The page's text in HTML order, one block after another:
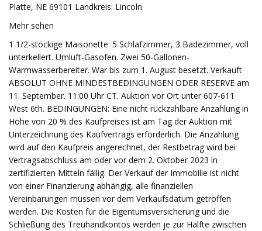
Platte, NE 69101 Landkreis: Lincoln
Mehr sehen
1 1/2-stöckige Maisonette. 5 Schlafzimmer, 3 Badezimmer, voll
unterkellert. Umluft-Gasofen. Zwei 50-Gallonen-
Warmwasserbereiter. War bis zum 1. August besetzt. Verkauft
ABSOLUT OHNE MINDESTBEDINGUNGEN ODER RESERVE am
11. September. 11:00 Uhr CT. Auktion vor Ort unter 607-611
West 6th. BEDINGUNGEN: Eine nicht rückzahlbare Anzahlung in
Höhe von 20 % des Kaufpreises ist am Tag der Auktion mit
Unterzeichnung des Kaufvertrags erforderlich. Die Anzahlung
wird auf den Kaufpreis angerechnet, der Restbetrag wird bei
Vertragsabschluss am oder vor dem 2. Oktober 2023 in
zertifizierten Mitteln fällig. Der Verkauf der Immobilie ist nicht
von einer Finanzierung abhängig, alle finanziellen
Vereinbarungen müssen vor dem Verkaufsdatum getroffen
werden. Die Kosten für die Eigentumsversicherung und die
Schließung des Treuhandkontos werden je zur Hälfte zwischen